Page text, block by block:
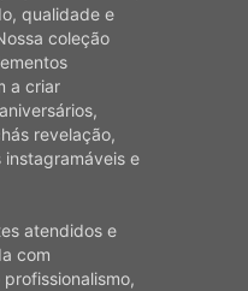
qualidade e
coleção
a criar
revelação,
e
atendidos e
com